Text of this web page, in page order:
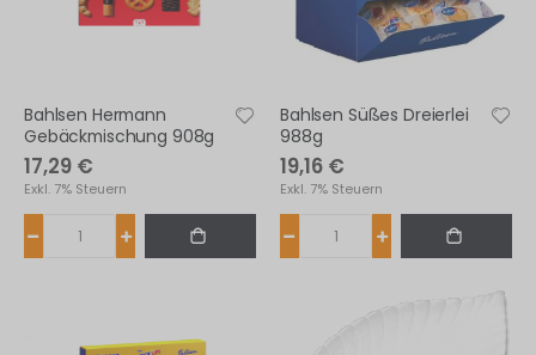
Bahlsen Hermann
Gebäckmischung 908g
17,29 €
Exkl. 7% Steuern
Bahlsen Süßes Dreierlei
988g
19,16 €
Exkl. 7% Steuern